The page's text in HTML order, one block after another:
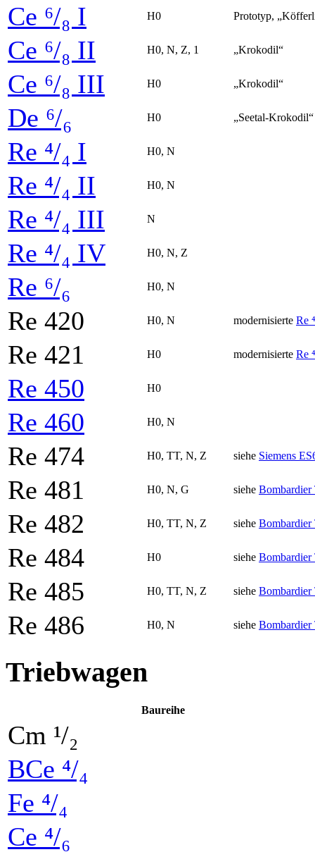
Ce ⁶/₈ I H0 Prototyp,
Ce ⁶/₈ II H0, N, Z, 1 „Krokodil“
Ce ⁶/₈ III H0 „Krokodil“
De ⁶/₆ H0 „Seetal-Krokodil“
Re ⁴/₄ I H0, N
Re ⁴/₄ II H0, N
Re ⁴/₄ III N
Re ⁴/₄ IV H0, N, Z
Re ⁶/₆ H0, N
Re 420 H0, N modernisierte Re
Re 421 H0 modernisierte Re
Re 450 H0
Re 460 H0, N
Re 474 H0, TT, N, Z siehe Siemens
Re 481 H0, N, G siehe
Re 482 H0, TT, N, Z siehe
Re 484 H0 siehe Bombardier
Re 485 H0, TT, N, Z siehe
Re 486 H0, N siehe
Triebwagen
Baureihe
Cm ¹/₂
BCe ⁴/₄
Fe ⁴/₄
Ce ⁴/₆